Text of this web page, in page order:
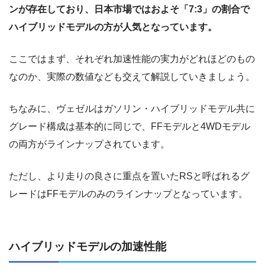
ンが存在しており、日本市場ではおよそ「7:3」の割合で
ハイブリッドモデルの方が人気となっています。
ここではまず、それぞれ加速性能の実力がどれほどのもの
なのか、実際の数値なども交えて解説していきましょう。
ちなみに、ヴェゼルはガソリン・ハイブリッドモデル共に
グレード構成は基本的に同じで、FFモデルと4WDモデル
の両方がラインナップされています。
ただし、より走りの良さに重点を置いたRSと呼ばれるグ
レードはFFモデルのみのラインナップとなっています。
ハイブリッドモデルの加速性能